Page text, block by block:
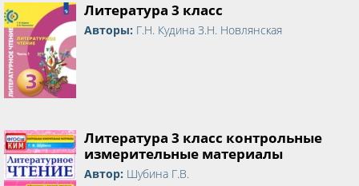
Литература 3 класс
Авторы: Г.Н. Кудина З.Н. Новлянская
Литература 3 класс контрольные
измерительные материалы
Автор: Шубина Г.В.